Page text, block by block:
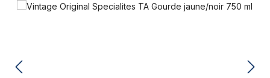
Ignorer la galerie d'images